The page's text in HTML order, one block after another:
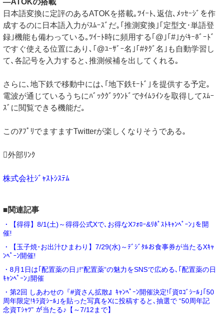
—ATOKの搭載
日本語変換に定評のあるATOKを搭載｡ﾂｲｰﾄ､返信､ﾒｯｾｰｼﾞを作
成するのに日本語入力がｽﾑｰｽﾞだ｡｢推測変換｣｢定型文･単語登
録｣機能も備わっている｡ﾂｲｰﾄ時に頻用する｢@｣｢#｣がｷｰﾎﾞｰﾄﾞ
ですぐ使える位置にあり､｢@ﾕｰｻﾞｰ名｣｢#ﾀｸﾞ名｣も自動学習し
て､各記号を入力すると､推測候補を出してくれる｡
さらに､地下鉄で移動中には､｢地下鉄ﾓｰﾄﾞ｣を提供する予定｡
電波が通じているうちにﾊﾞｯｸｸﾞﾗｳﾝﾄﾞでﾀｲﾑﾗｲﾝを取得してｽﾑｰ
ｽﾞに閲覧できる機能だ｡
このｱﾌﾟﾘでますますTwitterが楽しくなりそうである｡
外部ﾘﾝｸ
株式会社ｼﾞｬｽﾄｼｽﾃﾑ
■関連記事
・【得得】8/1(土)～得得公式Xで､お得なXﾌｫﾛｰ&ﾘﾎﾟｽﾄｷｬﾝﾍﾟｰﾝ｣を開
催!
・【玉子焼･お出汁ひまわり】7/29(水)～ﾃﾞｼﾞﾀﾙお食事券が当たるXｷｬ
ﾝﾍﾟｰﾝ開催!
・8月1日は｢配置薬の日｣!“配置薬“の魅力をSNSで広める､｢配置薬の日
ｷｬﾝﾍﾟｰﾝ｣開催
・第2回 しあわせの『#資さん拡散』ｷｬﾝﾍﾟｰﾝ開催決定!｢資ﾛｺﾞｼｰﾙ｣｢50
周年限定!ｷﾗ資ｼｰﾙ｣を貼った写真をXに投稿すると､抽選で “50周年記
念資Tｼｬﾂ” が当たる♪【～7/12まで】